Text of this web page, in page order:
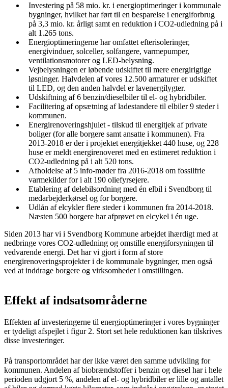
Investering på 58 mio. kr. i energioptimeringer i kommunale
bygninger, hvilket har ført til en besparelse i energiforbrug
på 3,3 mio. kr. årligt samt en reduktion i CO2-udledning på i
alt 1.265 tons.
Energioptimeringerne har omfattet efterisoleringer,
energivinduer, solceller, solfangere, varmepumper,
ventilationsmotorer og LED-belysning.
Vejbelysningen er løbende udskiftet til mere energirigtige
løsninger. Halvdelen af vores 12.500 armaturer er udskiftet
til LED, og den anden halvdel er lavenergilygter.
Udskiftning af 6 benzin/dieselbiler til el- og hybridbiler.
Facilitering af opsætning af ladestandere til elbiler 9 steder i
kommunen.
Energirenoveringshjulet - tilskud til energitjek af private
boliger (for alle borgere samt ansatte i kommunen). Fra
2013-2018 er der i projektet energitjekket 440 huse, og 228
huse er meldt energirenoveret med en estimeret reduktion i
CO2-udledning på i alt 520 tons.
Afholdelse af 5 info-møder fra 2016-2018 om fossilfrie
varmekilder for i alt 190 oliefyrsejere.
Etablering af delebilsordning med én elbil i Svendborg til
medarbejderkørsel og for borgere.
Udlån af elcykler flere steder i kommunen fra 2014-2018.
Næsten 500 borgere har afprøvet en elcykel i én uge.
Siden 2013 har vi i Svendborg Kommune arbejdet ihærdigt med at
nedbringe vores CO2-udledning og omstille energiforsyningen til
vedvarende energi. Det har vi gjort i form af store
energirenoveringsprojekter i de kommunale bygninger, men også
ved at inddrage borgere og virksomheder i omstillingen.
Effekt af indsatsområderne
Effekten af investeringerne til energioptimeringer i vores bygninger
er tydeligt afspejlet i figur 2. Stort set hele reduktionen kan tilskrives
disse investeringer.
På transportområdet har der ikke været den samme udvikling for
kommunen. Andelen af biobrændstoffer i benzin og diesel har i hele
perioden udgjort 5 %, andelen af el- og hybridbiler er lille og antallet